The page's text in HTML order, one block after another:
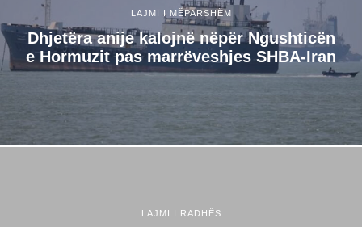
LAJMI I MËPARSHËM
Dhjetëra anije kalojnë nëpër Ngushticën
e Hormuzit pas marrëveshjes SHBA-Iran
LAJMI I RADHËS